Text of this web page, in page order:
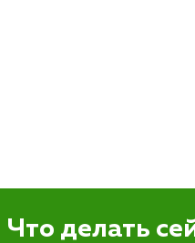
Что делать